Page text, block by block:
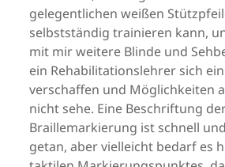
gelegentlichen weißen
selbstständig trainieren kann,
mit mir weitere Blinde und
ein Rehabilitationslehrer sich
verschaffen und Möglichkeiten
nicht sehe. Eine Beschriftung
Braillemarkierung ist schnell
getan, aber vielleicht bedarf es